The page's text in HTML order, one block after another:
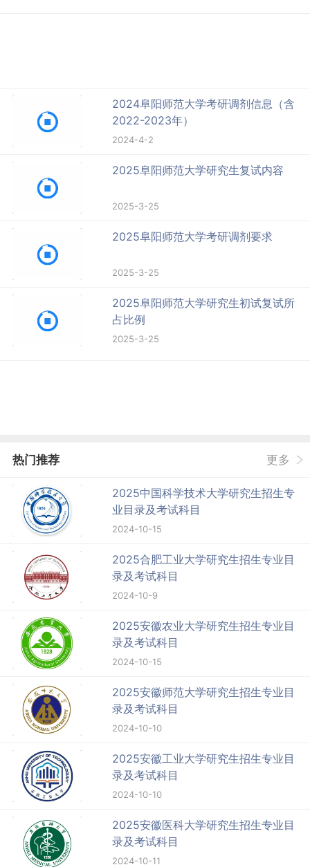
2024阜阳师范大学考研调剂信息（含
2022-2023年）
2024-4-2
2025阜阳师范大学研究生复试内容
2025-3-25
2025阜阳师范大学考研调剂要求
2025-3-25
2025阜阳师范大学研究生初试复试所
占比例
2025-3-25
热门推荐 更多
2025中国科学技术大学研究生招生专
业目录及考试科目
2024-10-15
2025合肥工业大学研究生招生专业目
录及考试科目
2024-10-9
2025安徽农业大学研究生招生专业目
录及考试科目
2024-10-15
2025安徽师范大学研究生招生专业目
录及考试科目
2024-10-10
2025安徽工业大学研究生招生专业目
录及考试科目
2024-10-10
2025安徽医科大学研究生招生专业目
录及考试科目
2024-10-11